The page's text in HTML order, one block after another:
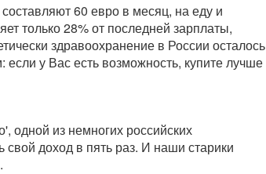
60 евро в месяц, на еду и
только 28% от последней зарплаты,
здравоохранение в России осталось
у Вас есть возможность, купите лучше
одной из немногих российских
доход в пять раз. И наши старики